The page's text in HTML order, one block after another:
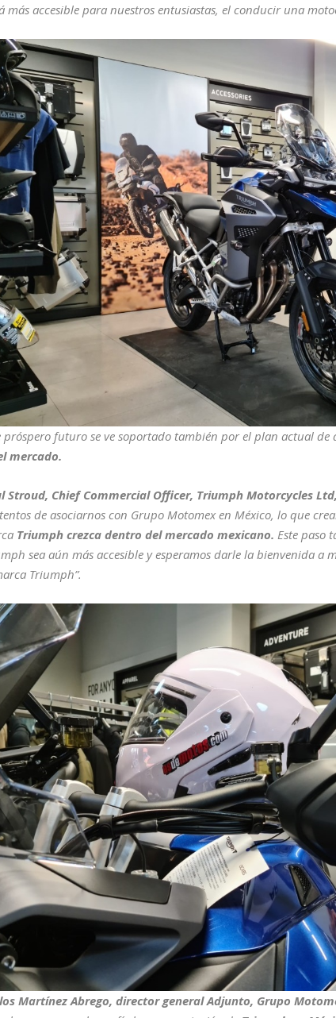
más accesible para nuestros entusiastas, el conducir una
próspero futuro se ve soportado también por el plan actual de
mercado.
Stroud, Chief Commercial Officer, Triumph Motorcycles
de asociarnos con Grupo Motomex en México, lo que
Triumph crezca dentro del mercado mexicano. Este paso
sea aún más accesible y esperamos darle la bienvenida a
Triumph”.
Martínez Abrego, director general Adjunto, Grupo